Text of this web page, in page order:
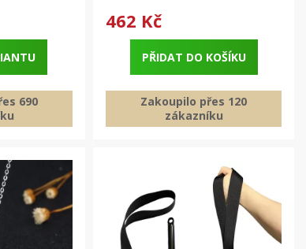
690
462 Kč
PŘIDAT DO KOŠÍKU
Zakoupilo přes 120
zákazníku